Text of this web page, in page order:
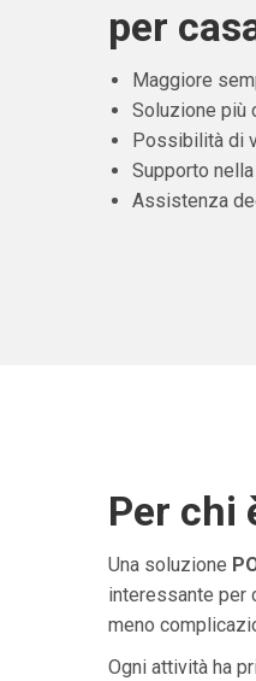
per
Maggiore
Soluzione più
Possibilità di
Supporto
Assistenza
Per chi
Una soluzione
interessante per
meno
Ogni attività ha